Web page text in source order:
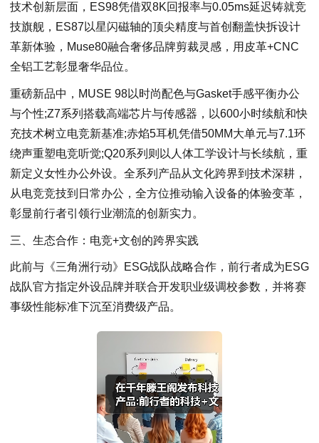
技术创新层面，ES98凭借双8K回报率与0.05ms延迟铸就竞
技旗舰，ES87以星闪磁轴的顶尖精度与首创翻盖快拆设计
革新体验，Muse80融合奢侈品牌剪裁灵感，用皮革+CNC
全铝工艺彰显奢华品位。
重磅新品中，MUSE 98以时尚配色与Gasket手感平衡办公
与个性;Z7系列搭载高端芯片与传感器，以600小时续航和快
充技术树立电竞新基准;赤焰5耳机凭借50MM大单元与7.1环
绕声重塑电竞听觉;Q20系列则以人体工学设计与长续航，重
新定义女性办公外设。全系列产品从文化跨界到技术深耕，
从电竞竞技到日常办公，全方位推动输入设备的体验变革，
彰显前行者引领行业潮流的创新实力。
三、生态合作：电竞+文创的跨界实践
此前与《三角洲行动》ESG战队战略合作，前行者成为ESG
战队官方指定外设品牌并联合开发职业级调校参数，并将赛
事级性能标准下沉至消费级产品。